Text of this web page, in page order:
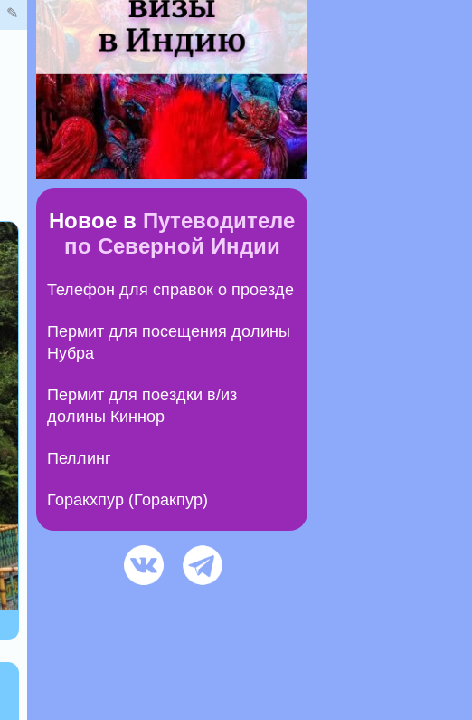
✎
Новое в Путеводителе
по Северной Индии
Телефон для справок о проезде
Пермит для посещения долины
Нубра
Пермит для поездки в/из
долины Киннор
Пеллинг
Горакхпур (Горакпур)